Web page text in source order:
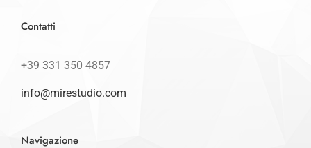
Contatti
+39 331 350 4857
info@mirestudio.com
Navigazione